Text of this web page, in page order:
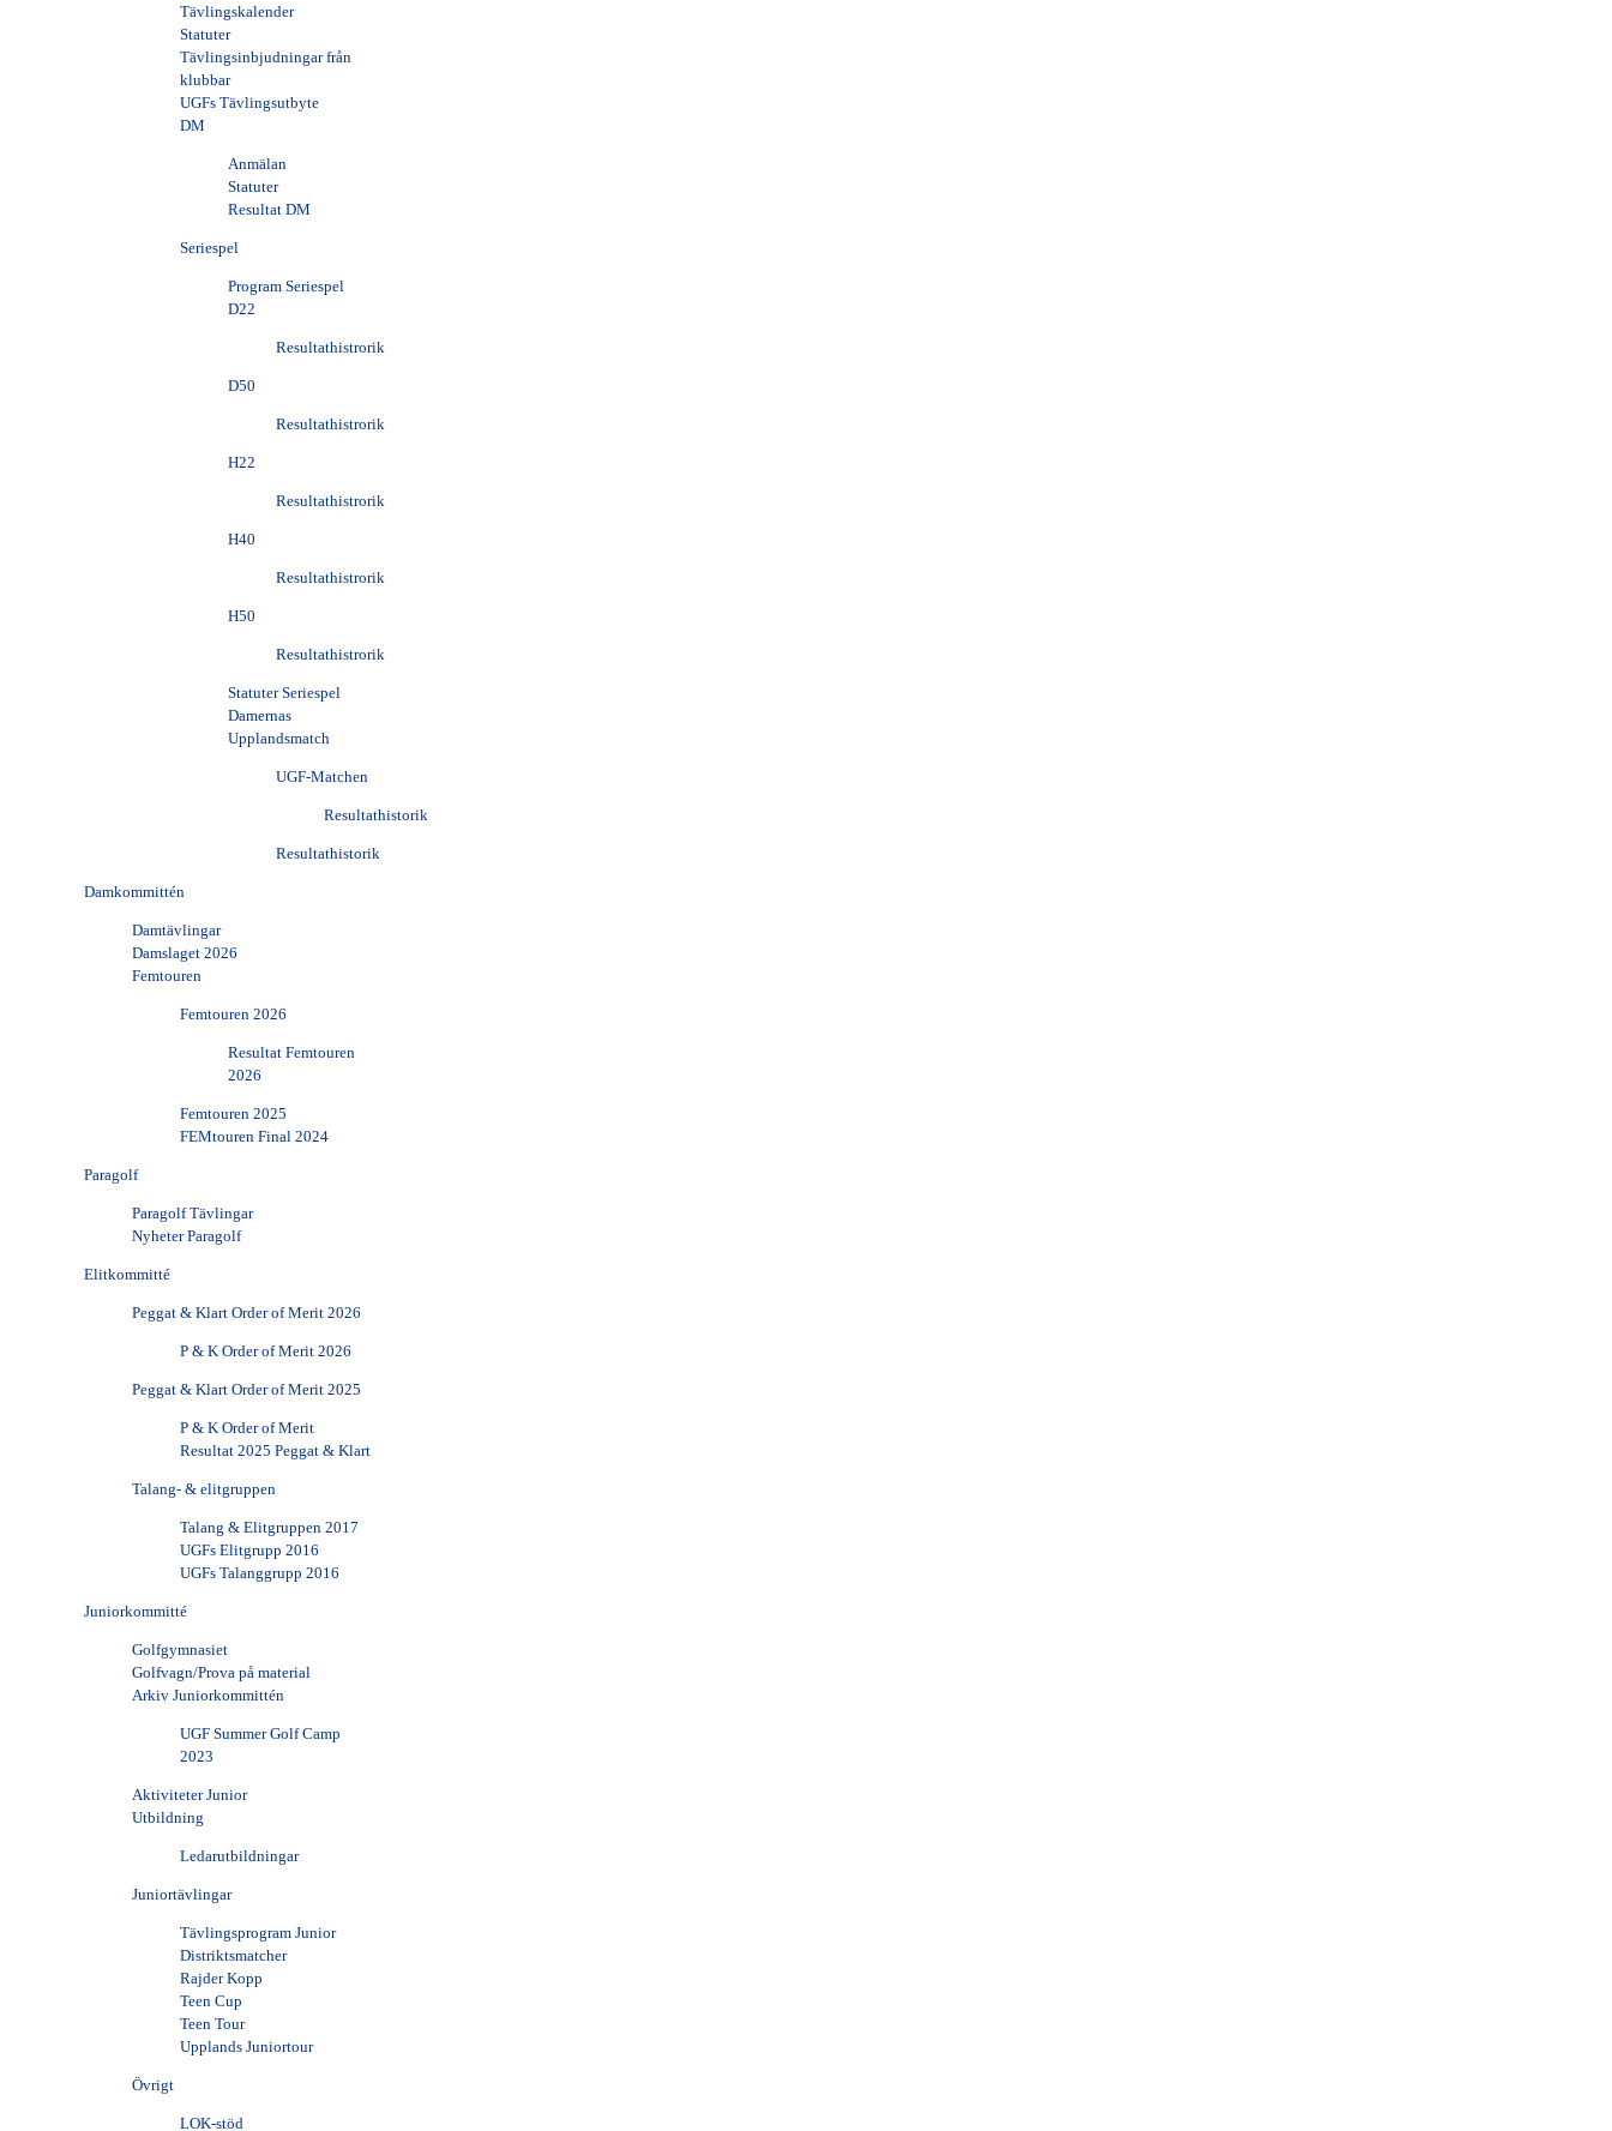
Tävlingskalender
Statuter
Tävlingsinbjudningar från
klubbar
UGFs Tävlingsutbyte
DM
Anmälan
Statuter
Resultat DM
Seriespel
Program Seriespel
D22
Resultathistrorik
D50
Resultathistrorik
H22
Resultathistrorik
H40
Resultathistrorik
H50
Resultathistrorik
Statuter Seriespel
Damernas
Upplandsmatch
UGF-Matchen
Resultathistorik
Resultathistorik
Damkommittén
Damtävlingar
Damslaget 2026
Femtouren
Femtouren 2026
Resultat Femtouren
2026
Femtouren 2025
FEMtouren Final 2024
Paragolf
Paragolf Tävlingar
Nyheter Paragolf
Elitkommitté
Peggat & Klart Order of Merit 2026
P & K Order of Merit 2026
Peggat & Klart Order of Merit 2025
P & K Order of Merit
Resultat 2025 Peggat & Klart
Talang- & elitgruppen
Talang & Elitgruppen 2017
UGFs Elitgrupp 2016
UGFs Talanggrupp 2016
Juniorkommitté
Golfgymnasiet
Golfvagn/Prova på material
Arkiv Juniorkommittén
UGF Summer Golf Camp
2023
Aktiviteter Junior
Utbildning
Ledarutbildningar
Juniortävlingar
Tävlingsprogram Junior
Distriktsmatcher
Rajder Kopp
Teen Cup
Teen Tour
Upplands Juniortour
Övrigt
LOK-stöd